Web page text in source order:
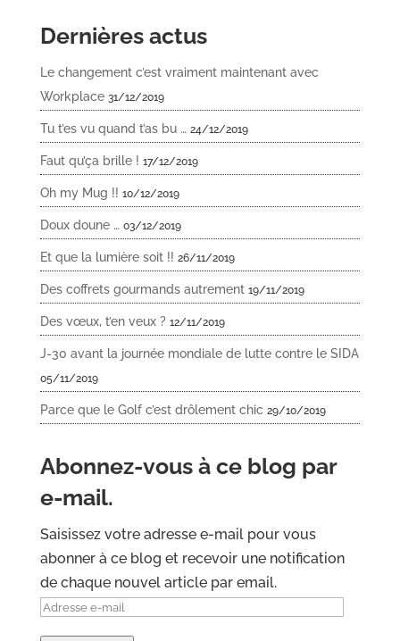
Dernières actus
Le changement c’est vraiment maintenant avec
Workplace 31/12/2019
Tu t’es vu quand t’as bu … 24/12/2019
Faut qu’ça brille ! 17/12/2019
Oh my Mug !! 10/12/2019
Doux doune … 03/12/2019
Et que la lumière soit !! 26/11/2019
Des coffrets gourmands autrement 19/11/2019
Des vœux, t’en veux ? 12/11/2019
J-30 avant la journée mondiale de lutte contre le SIDA
05/11/2019
Parce que le Golf c’est drôlement chic 29/10/2019
Abonnez-vous à ce blog par
e-mail.
Saisissez votre adresse e-mail pour vous
abonner à ce blog et recevoir une notification
de chaque nouvel article par email.
Adresse